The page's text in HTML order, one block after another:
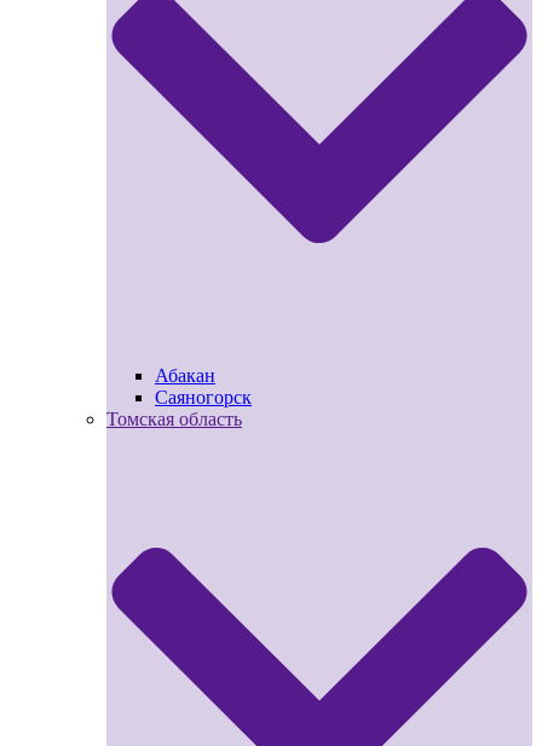
Абакан
Саяногорск
Томская область